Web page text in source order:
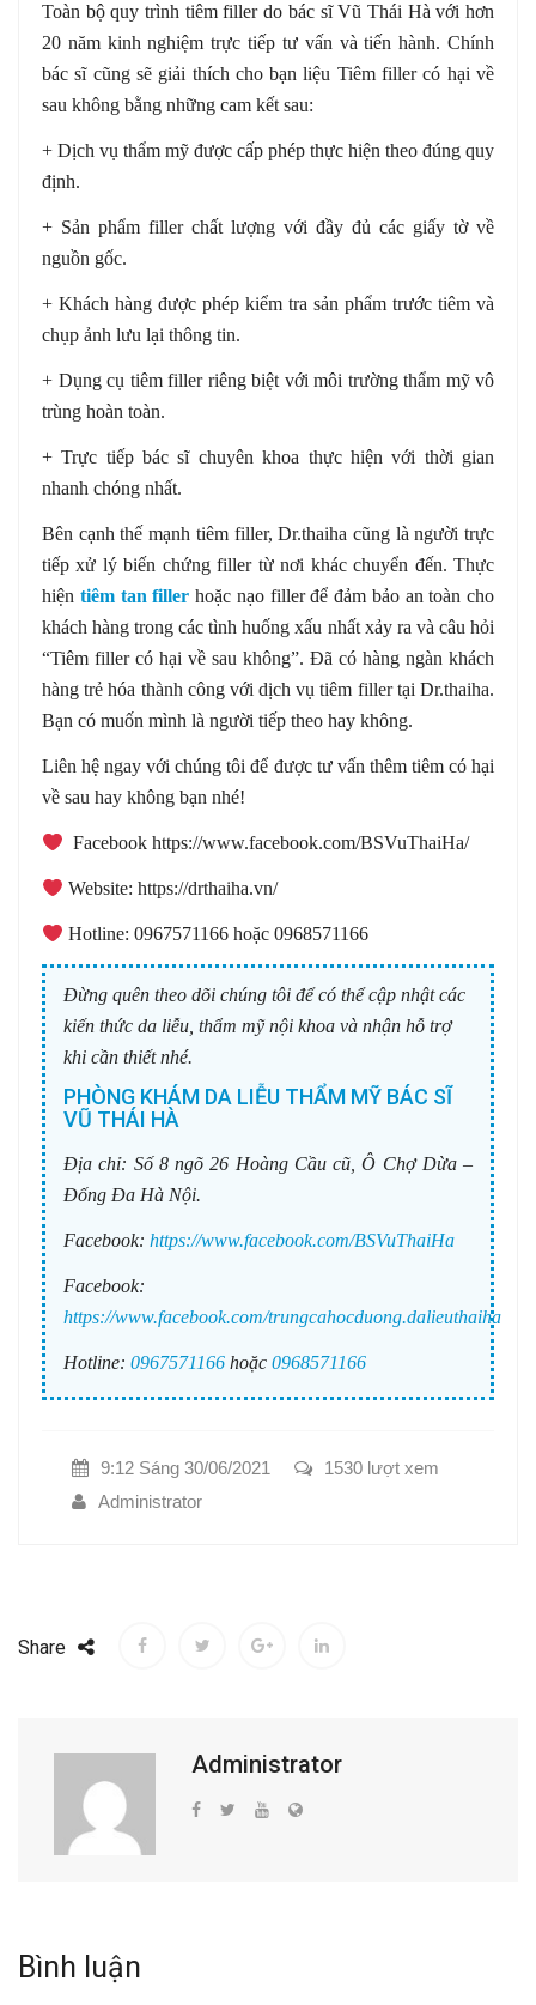
Toàn bộ quy trình tiêm filler do bác sĩ Vũ Thái Hà với hơn
20 năm kinh nghiệm trực tiếp tư vấn và tiến hành. Chính
bác sĩ cũng sẽ giải thích cho bạn liệu Tiêm filler có hại về
sau không bằng những cam kết sau:
+ Dịch vụ thẩm mỹ được cấp phép thực hiện theo đúng quy
định.
+ Sản phẩm filler chất lượng với đầy đủ các giấy tờ về
nguồn gốc.
+ Khách hàng được phép kiểm tra sản phẩm trước tiêm và
chụp ảnh lưu lại thông tin.
+ Dụng cụ tiêm filler riêng biệt với môi trường thẩm mỹ vô
trùng hoàn toàn.
+ Trực tiếp bác sĩ chuyên khoa thực hiện với thời gian
nhanh chóng nhất.
Bên cạnh thế mạnh tiêm filler, Dr.thaiha cũng là người trực
tiếp xử lý biến chứng filler từ nơi khác chuyển đến. Thực
hiện tiêm tan filler hoặc nạo filler để đảm bảo an toàn cho
khách hàng trong các tình huống xấu nhất xảy ra và câu hỏi
“Tiêm filler có hại về sau không”. Đã có hàng ngàn khách
hàng trẻ hóa thành công với dịch vụ tiêm filler tại Dr.thaiha.
Bạn có muốn mình là người tiếp theo hay không.
Liên hệ ngay với chúng tôi để được tư vấn thêm tiêm có hại
về sau hay không bạn nhé!
️ Facebook https://www.facebook.com/BSVuThaiHa/
️ Website: https://drthaiha.vn/
️ Hotline: 0967571166 hoặc 0968571166
Đừng quên theo dõi chúng tôi để có thể cập nhật các
kiến thức da liễu, thẩm mỹ nội khoa và nhận hỗ trợ
khi cần thiết nhé.
PHÒNG KHÁM DA LIỄU THẨM MỸ BÁC SĨ
VŨ THÁI HÀ
Địa chỉ: Số 8 ngõ 26 Hoàng Cầu cũ, Ô Chợ Dừa –
Đống Đa Hà Nội.
Facebook: https://www.facebook.com/BSVuThaiHa
Facebook:
https://www.facebook.com/trungcahocduong.dalieuthaiha
Hotline: 0967571166 hoặc 0968571166
9:12 Sáng 30/06/2021
1530 lượt xem
Administrator
Share
Administrator
Bình luận